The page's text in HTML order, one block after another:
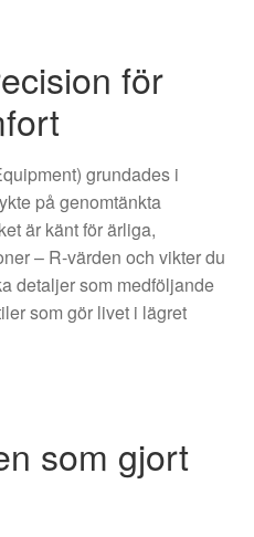
för
grundades i
på genomtänkta
är känt för ärliga,
– R-värden och vikter du
detaljer som medföljande
som gör livet i lägret
som gjort